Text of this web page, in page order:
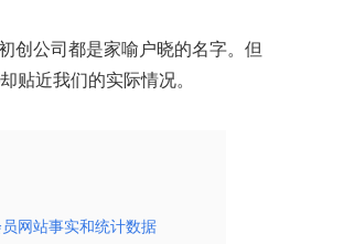
创公司都是家喻户晓的名字。但
却贴近我们的实际情况。
网站事实和统计数据